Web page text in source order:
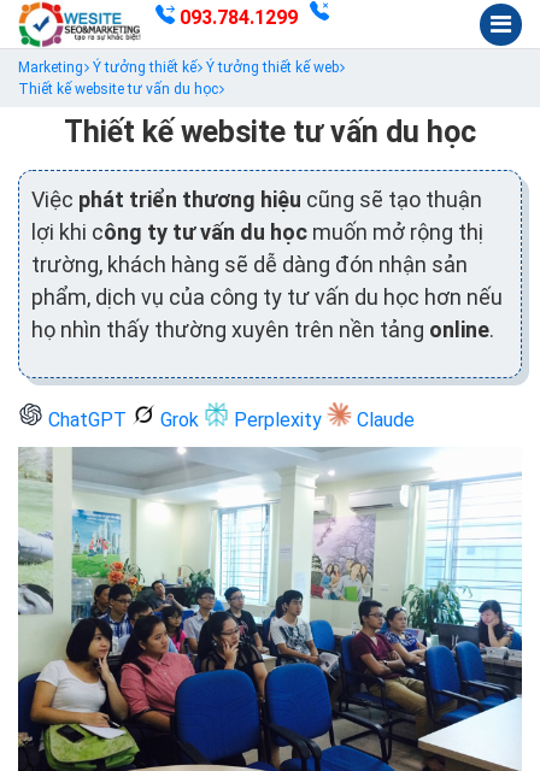
093.784.1299
Marketing Ý tưởng thiết kế Ý tưởng thiết kế web
Thiết kế website tư vấn du học
Thiết kế website tư vấn du học
Việc phát triển thương hiệu cũng sẽ tạo thuận
lợi khi công ty tư vấn du học muốn mở rộng thị
trường, khách hàng sẽ dễ dàng đón nhận sản
phẩm, dịch vụ của công ty tư vấn du học hơn nếu
họ nhìn thấy thường xuyên trên nền tảng online.
ChatGPT Grok Perplexity Claude